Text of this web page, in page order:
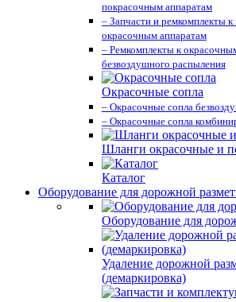
покрасочным аппаратам
– Запчасти и ремкомплекты
окрасочным аппаратам
– Ремкомплекты к
безвоздушного распыления
Окрасочные сопла
– Окрасочные сопла
– Окрасочные сопла
Шланги окрасочные и
Каталог
Оборудование для дорожной
Оборудование для
Удаление дорожной
(демаркировка)